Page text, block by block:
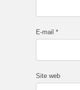
E-mail *
Site web